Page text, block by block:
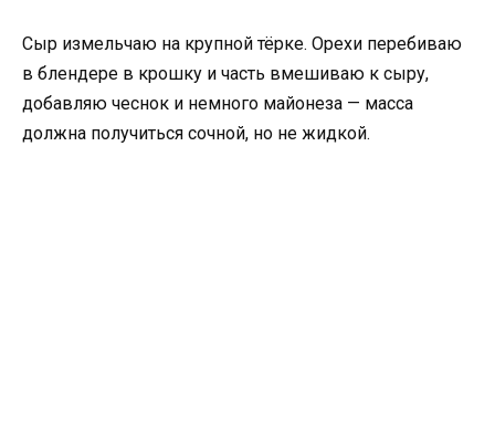
Сыр измельчаю на крупной тёрке. Орехи перебиваю
в блендере в крошку и часть вмешиваю к сыру,
добавляю чеснок и немного майонеза — масса
должна получиться сочной, но не жидкой.